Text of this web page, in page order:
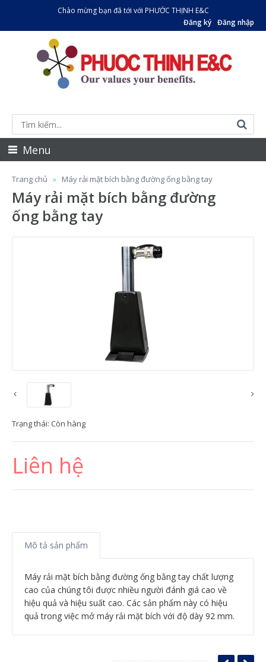
Chào mừng bạn đã tới với PHƯỚC THỊNH E&C
Đăng ký Đăng nhập
Menu
Trang chủ Máy rải mặt bích bằng đường ống bằng tay
Máy rải mặt bích bằng đường
ống bằng tay
Trạng thái: Còn hàng
Liên hệ
Mô tả sản phẩm
Máy rải mặt bích bằng đường ống bằng tay chất lượng
cao của chúng tôi được nhiều người đánh giá cao về
hiệu quả và hiệu suất cao. Các sản phẩm này có hiệu
quả trong việc mở máy rải mặt bích với độ dày 92 mm.